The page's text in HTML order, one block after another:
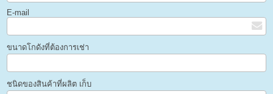
E-mail
ขนาดโกดังที่ต้องการเช่า
ชนิดของสินค้าที่ผลิต เก็บ